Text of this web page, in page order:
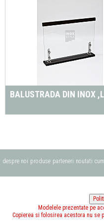
BALUSTRADA DIN INOX
despre noi produse parteneri noutati
Modelele prezentate pe
Copierea si folosirea acestora nu se